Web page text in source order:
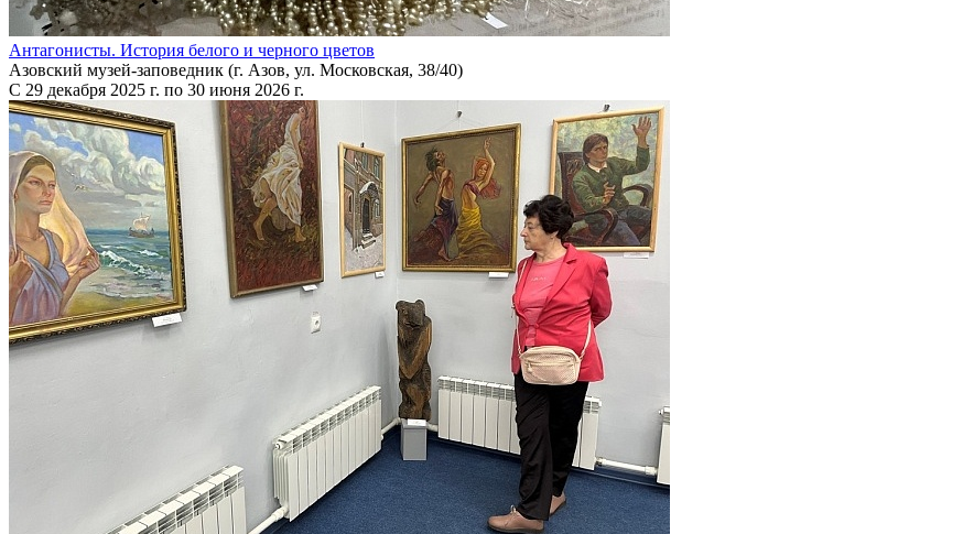
Антагонисты. История белого и черного цветов
Азовский музей-заповедник (г. Азов, ул. Московская, 38/40)
С 29 декабря 2025 г. по 30 июня 2026 г.